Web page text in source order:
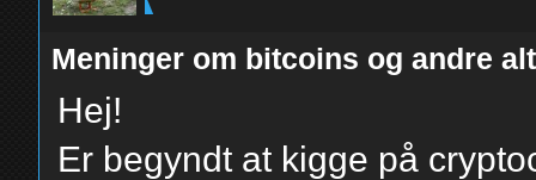
Meninger om bitcoins og andre
Hej!
Er begyndt at kigge på